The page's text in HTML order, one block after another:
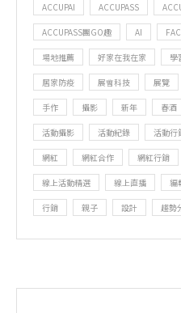
ACCUPAI ACCUPASS
ACCUPASS團GO趣 AI
場地推薦 好家在我在家 學
居家防疫 展會科技 展覽
手作 攝影 新年 春酒
活動攝影 活動紀錄 活動行
網紅 網紅合作 網紅行銷
線上活動精選 線上直播 編
行銷 親子 設計 趨勢